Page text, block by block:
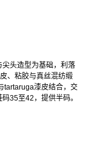
头造型为基础，利落
、粘胶与真丝混纺缎
tartaruga漆皮结合，交
35至42，提供半码。